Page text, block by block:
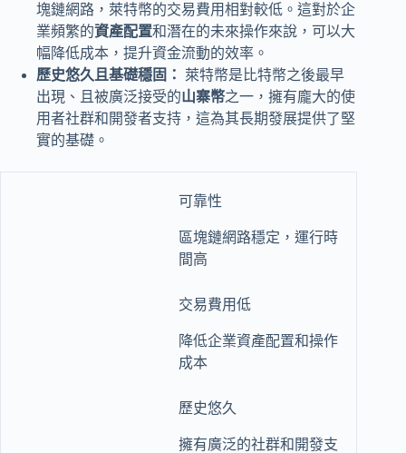
塊鏈網路，萊特幣的交易費用相對較低。這對於企
業頻繁的資產配置和潛在的未來操作來說，可以大
幅降低成本，提升資金流動的效率。
歷史悠久且基礎穩固：
萊特幣是比特幣之後最早
出現、且被廣泛接受的山寨幣之一，擁有龐大的使
用者社群和開發者支持，這為其長期發展提供了堅
實的基礎。
可靠性
區塊鏈網路穩定，運行時
間高
交易費用低
降低企業資產配置和操作
成本
歷史悠久
擁有廣泛的社群和開發支